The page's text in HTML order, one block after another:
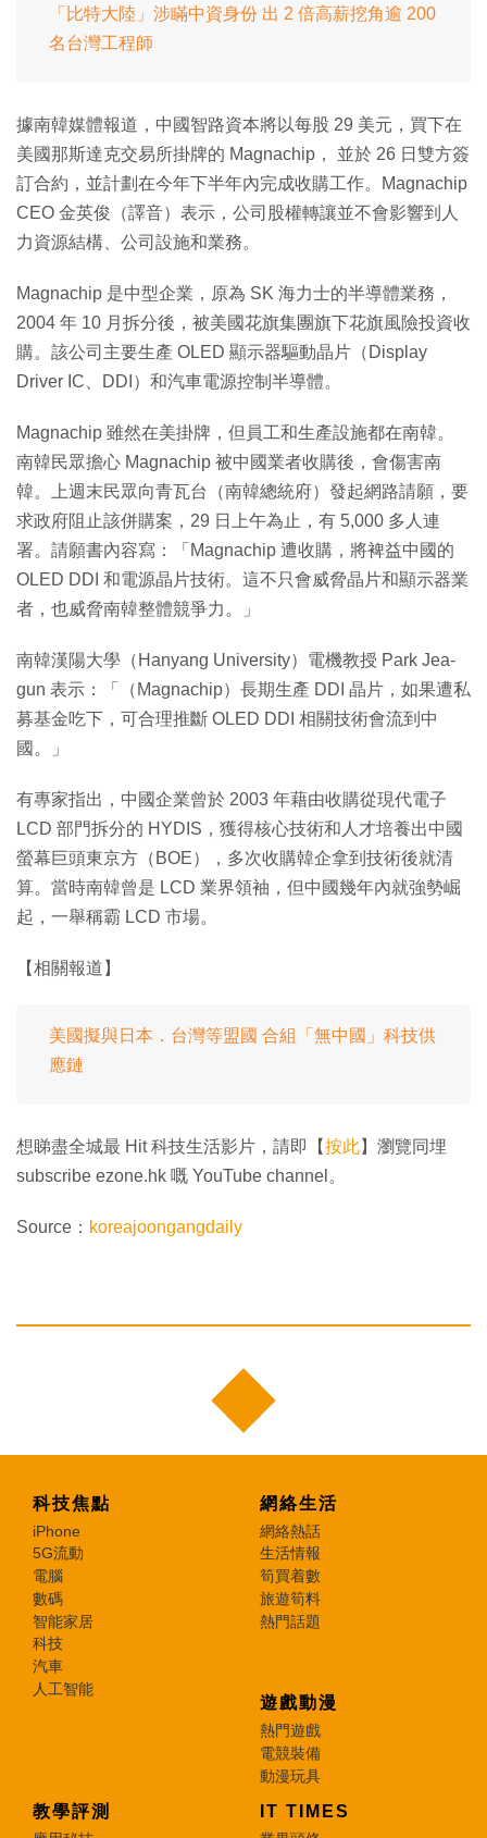
「比特大陸」涉瞞中資身份 出 2 倍高薪挖角逾 200
名台灣工程師
據南韓媒體報道，中國智路資本將以每股 29 美元，買下在
美國那斯達克交易所掛牌的 Magnachip， 並於 26 日雙方簽
訂合約，並計劃在今年下半年內完成收購工作。Magnachip
CEO 金英俊（譯音）表示，公司股權轉讓並不會影響到人
力資源結構、公司設施和業務。
Magnachip 是中型企業，原為 SK 海力士的半導體業務，
2004 年 10 月拆分後，被美國花旗集團旗下花旗風險投資收
購。該公司主要生產 OLED 顯示器驅動晶片（Display
Driver IC、DDI）和汽車電源控制半導體。
Magnachip 雖然在美掛牌，但員工和生產設施都在南韓。
南韓民眾擔心 Magnachip 被中國業者收購後，會傷害南
韓。上週末民眾向青瓦台（南韓總統府）發起網路請願，要
求政府阻止該併購案，29 日上午為止，有 5,000 多人連
署。請願書內容寫：「Magnachip 遭收購，將裨益中國的
OLED DDI 和電源晶片技術。這不只會威脅晶片和顯示器業
者，也威脅南韓整體競爭力。」
南韓漢陽大學（Hanyang University）電機教授 Park Jea-
gun 表示：「（Magnachip）長期生產 DDI 晶片，如果遭私
募基金吃下，可合理推斷 OLED DDI 相關技術會流到中
國。」
有專家指出，中國企業曾於 2003 年藉由收購從現代電子
LCD 部門拆分的 HYDIS，獲得核心技術和人才培養出中國
螢幕巨頭東京方（BOE），多次收購韓企拿到技術後就清
算。當時南韓曾是 LCD 業界領袖，但中國幾年內就強勢崛
起，一舉稱霸 LCD 市場。
【相關報道】
美國擬與日本．台灣等盟國 合組「無中國」科技供
應鏈
想睇盡全城最 Hit 科技生活影片，請即【按此】瀏覽同埋
subscribe ezone.hk 嘅 YouTube channel。
Source： koreajoongangdaily
科技焦點
iPhone
5G流動
電腦
數碼
智能家居
科技
汽車
人工智能
網絡生活
網絡熱話
生活情報
筍買着數
旅遊筍料
熱門話題
遊戲動漫
熱門遊戲
電競裝備
動漫玩具
教學評測 IT TIMES